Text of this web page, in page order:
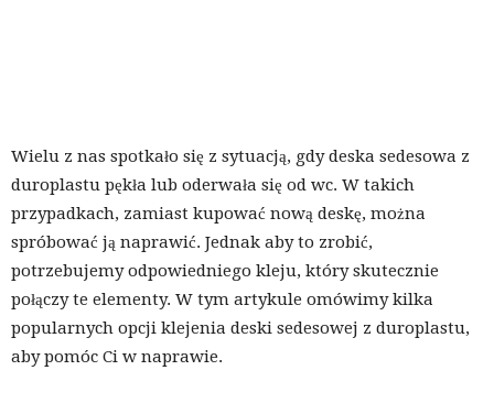
Wielu z nas spotkało się z sytuacją, gdy deska sedesowa z
duroplastu pękła lub oderwała się od wc. W takich
przypadkach, zamiast kupować nową deskę, można
spróbować ją naprawić. Jednak aby to zrobić,
potrzebujemy odpowiedniego kleju, który skutecznie
połączy te elementy. W tym artykule omówimy kilka
popularnych opcji klejenia deski sedesowej z duroplastu,
aby pomóc Ci w naprawie.